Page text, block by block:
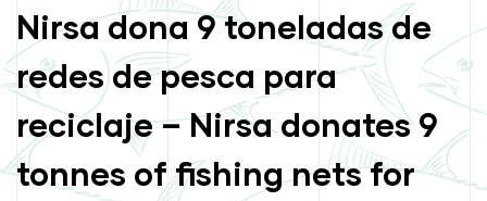
Nirsa dona 9 toneladas de
redes de pesca para
reciclaje – Nirsa donates 9
tonnes of fishing nets for